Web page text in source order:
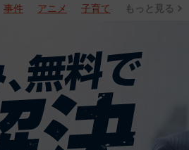
事件 アニメ 子育て もっと見る